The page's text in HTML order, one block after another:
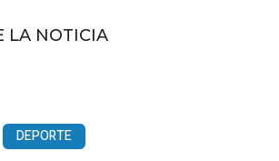
LA NOTICIA
DEPORTE